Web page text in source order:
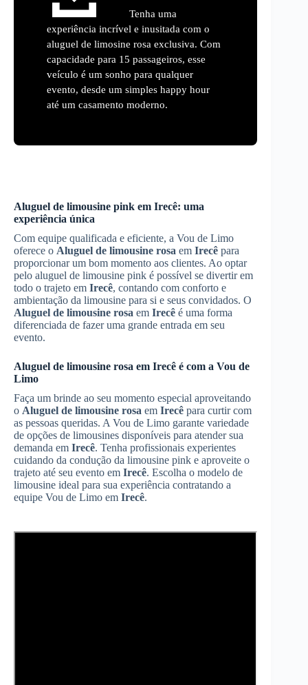
Tenha uma
experiência incrível e inusitada com o
aluguel de limosine rosa exclusiva. Com
capacidade para 15 passageiros, esse
veículo é um sonho para qualquer
evento, desde um simples happy hour
até um casamento moderno.
Aluguel de limousine pink em Irecê: uma
experiência única
Com equipe qualificada e eficiente, a Vou de Limo
oferece o Aluguel de limousine rosa em Irecê para
proporcionar um bom momento aos clientes. Ao optar
pelo aluguel de limousine pink é possível se divertir em
todo o trajeto em Irecê, contando com conforto e
ambientação da limousine para si e seus convidados. O
Aluguel de limousine rosa em Irecê é uma forma
diferenciada de fazer uma grande entrada em seu
evento.
Aluguel de limousine rosa em Irecê é com a Vou de
Limo
Faça um brinde ao seu momento especial aproveitando
o Aluguel de limousine rosa em Irecê para curtir com
as pessoas queridas. A Vou de Limo garante variedade
de opções de limousines disponíveis para atender sua
demanda em Irecê. Tenha profissionais experientes
cuidando da condução da limousine pink e aproveite o
trajeto até seu evento em Irecê. Escolha o modelo de
limousine ideal para sua experiência contratando a
equipe Vou de Limo em Irecê.